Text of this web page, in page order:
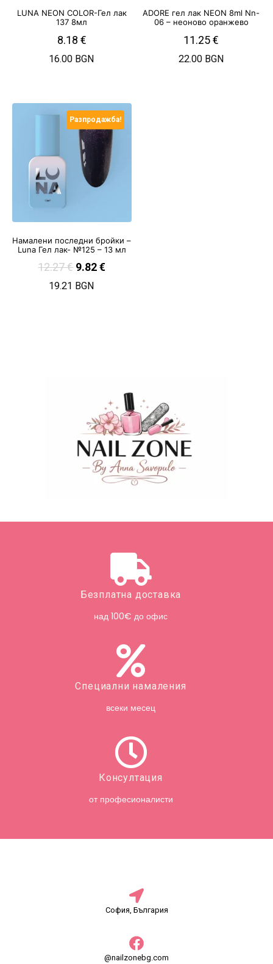
LUNA NEON COLOR-Гел лак
137 8мл
8.18 €
16.00 BGN
ADORE гел лак NEON 8ml Nn-
06 – неоново оранжево
11.25€
22.00 BGN
Разпродажба!
Намалени последни бройки –
Luna Гел лак- №125 – 13 мл
12.27€ 9.82€
19.21 BGN
Безплатна доставка
над 100€ до офис
Специални намаления
всеки месец
Консултация
от професионалисти
София, България
@nailzonebg.com